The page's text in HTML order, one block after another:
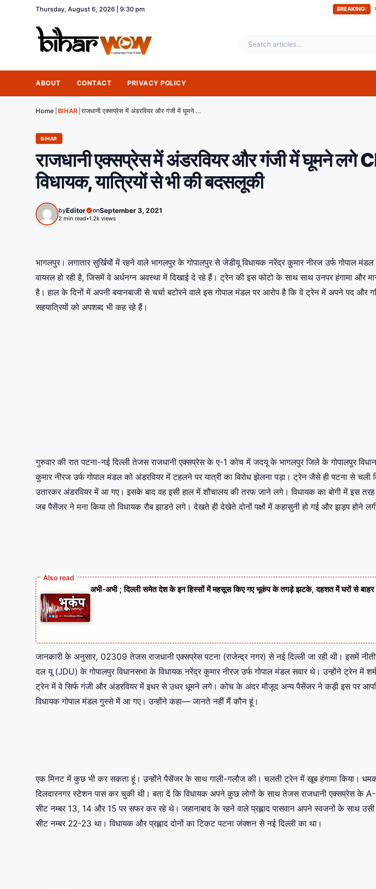
Thursday, August 6, 2026 | 9:30 pm BREAKING:
अभी-अभी ; दिल्ली समेत देश के इन हिस्सों में महसूस किए गए भूकंप के तगड़े झटके, दहशत में घरों
ABOUT CONTACT PRIVACY POLICY
Home BIHAR राजधानी एक्सप्रेस में अंडरवियर और गंजी में घूमने लगे CM नीतीश के विधायक, यात्रियों से भी की बदसलूकी
BIHAR
राजधानी एक्सप्रेस में अंडरवियर और गंजी में घूमने लगे
विधायक, यात्रियों से भी की बदसलूकी
byEditor onSeptember 3, 2021
2 min read•1.2k views
भागलपुर। लगातार सुर्खियों में रहने वाले भागलपुर के गोपालपुर से जेडीयू विधायक नरेंद्र कुमार नीरज उर्फ गोपाल
वायरल हो रही है, जिसमें वे अर्धनग्न अवस्था में दिखाई दे रहे हैं। ट्रेन की इस फोटो के साथ साथ उनपर हंगामा और
है। हाल के दिनों में अपनी बयानबाजी से चर्चा बटोरने वाले इस गोपाल मंडल पर आरोप है कि वे ट्रेन में अपने पद और
सहयात्रियों को अपशब्द भी कह रहे हैं।
गुरुवार की रात पटना-नई दिल्ली तेजस राजधानी एक्सप्रेस के ए-1 कोच में जदयू के भागलपुर जिले के गोपालपुर
कुमार नीरज उर्फ गोपाल मंडल को अंडरवियर में टहलने पर यात्री का विरोध झेलना पड़ा। ट्रेन जैसे ही पटना से
उतारकर अंडरवियर में आ गए। इसके बाद वह इसी हाल में शौचालय की तरफ जाने लगे। विधायक का बोगी में इस तरह
जब पैसेंजर ने मना किया तो विधायक रौब झाडऩे लगे। देखते ही देखेते दोनों पक्षों में कहासुनी हो गई और झड़प होने
अभी-अभी ; दिल्ली समेत देश के इन हिस्सों में महसूस किए गए भूकंप के तगड़े झटके, दहशत में घरों से
जानकारी के अनुसार, 02309 तेजस राजधानी एक्सप्रेस पटना (राजेन्द्र नगर) से नई दिल्ली जा रही थी। इसमें
दल यू (JDU) के गोपालपुर विधानसभा के विधायक नरेंद्र कुमार नीरज उर्फ गोपाल मंडल सवार थे। उन्होंने ट्रेन में
ट्रेन में वे सिर्फ गंजी और अंडरवियर में इधर से उधर धूमने लगे। कोच के अंदर मौजूद अन्य पैसेंजर ने कड़ी इस पर
विधायक गोपाल मंडल गुस्से में आ गए। उन्होंने कहा— जानते नहीं मैं कौन हूं।
एक मिनट में कुछ भी कर सकता हूं। उन्होंने पैसेंजर के साथ गाली-गलौज की। चलती ट्रेन में खूब हंगामा किया।
दिलदारनगर स्टेशन पास कर चुकी थी। बता दें कि विधायक अपने कुछ लोगों के साथ तेजस राजधानी एक्सप्रेस के
सीट नम्बर 13, 14 और 15 पर सफर कर रहे थे। जहानाबाद के रहने वाले प्रह्लाद पासवान अपने स्वजनों के साथ
सीट नम्बर 22-23 था। विधायक और प्रह्लाद दोनों का टिकट पटना जंक्शन से नई दिल्ली का था।